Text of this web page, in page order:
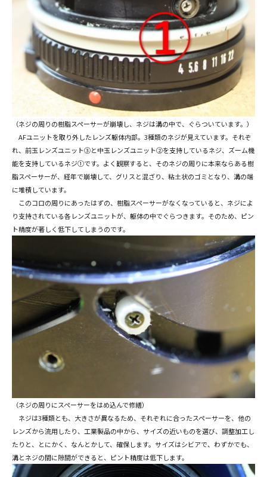
（ネジの周りの樹脂スペーサーが崩壊し、ネジは溝の中で、ぐらついています。）
AFユニットを取り外したレンズ躯体内部。3種類のネジが見えています。それぞ
れ、前玉レンズユニット③と中玉レンズユニット②を支持しているネジ、ズーム機
能を支持しているネジ①です。よく観察すると、そのネジの周りに本来ならある樹
脂スペーサーが、経年で崩壊して、グリスと混ざり、粘土状のゴミとなり、溝の端
に堆積しています。
このコロの周りにあったはずの、樹脂スペーサーがなくなっていると、ネジによ
り支持されている各レンズユニットが、躯体の中でぐらつきます。そのため、ピン
ト精度が著しく低下してしまうのです。
（ネジの周りにスペーサーをはめ込んで修繕）
ネジは3種類とも、大きさが異なるため、それぞれに合ったスペーサーを、他の
レンズから流用したり、工業製品の中から、サイズの近いものを選び、調整加工し
たりと、とにかく、なんとかして、確保します。サイズはシビアで、わずかでも、
溝とネジの間に隙間ができると、ピント精度は低下します。